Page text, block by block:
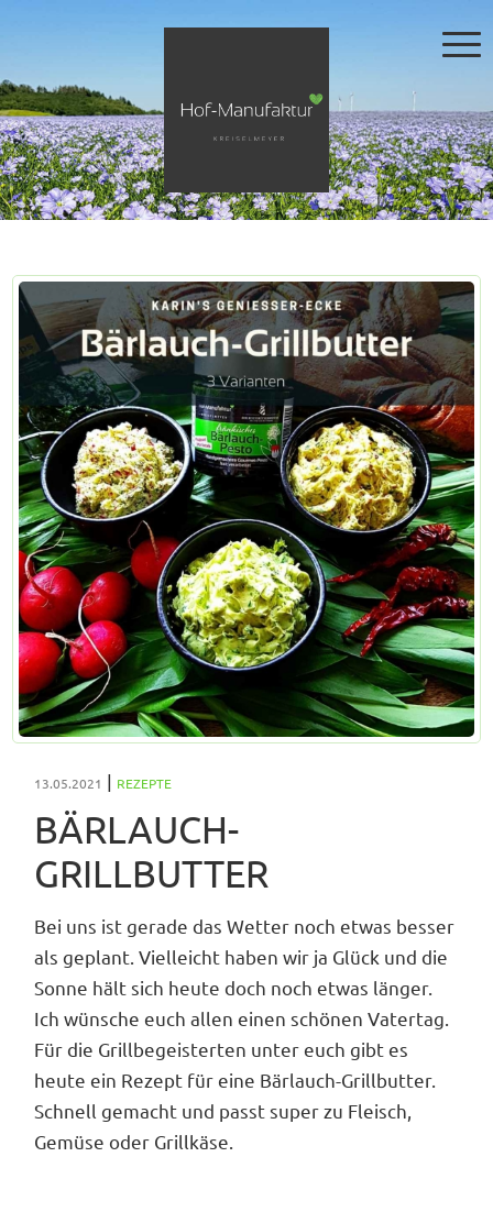
13.05.2021 | REZEPTE
BÄRLAUCH-
GRILLBUTTER
Bei uns ist gerade das Wetter noch etwas besser
als geplant. Vielleicht haben wir ja Glück und die
Sonne hält sich heute doch noch etwas länger.
Ich wünsche euch allen einen schönen Vatertag.
Für die Grillbegeisterten unter euch gibt es
heute ein Rezept für eine Bärlauch-Grillbutter.
Schnell gemacht und passt super zu Fleisch,
Gemüse oder Grillkäse.